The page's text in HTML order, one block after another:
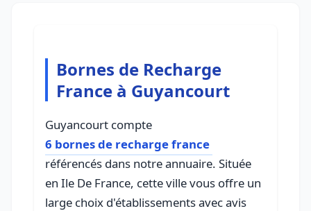
Bornes de Recharge
France à Guyancourt
Guyancourt compte
6 bornes de recharge france
référencés dans notre annuaire. Située
en Ile De France, cette ville vous offre un
large choix d'établissements avec avis